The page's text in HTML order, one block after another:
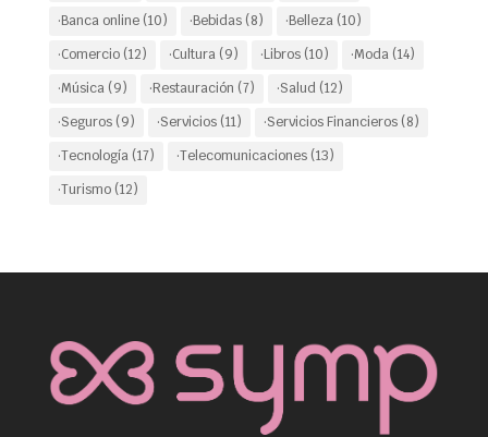
·Banca online(10) ·Bebidas(8) ·Belleza(10)
·Comercio(12) ·Cultura(9) ·Libros(10) ·Moda(14)
·Música(9) ·Restauración (7) ·Salud (12)
·Seguros(9) ·Servicios(11) ·Servicios Financieros(8)
·Tecnología(17) ·Telecomunicaciones(13)
·Turismo(12)